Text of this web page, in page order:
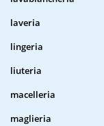
laveria
lingeria
liuteria
macelleria
maglieria